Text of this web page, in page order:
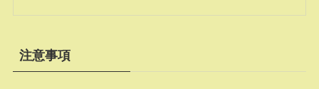
注意事項